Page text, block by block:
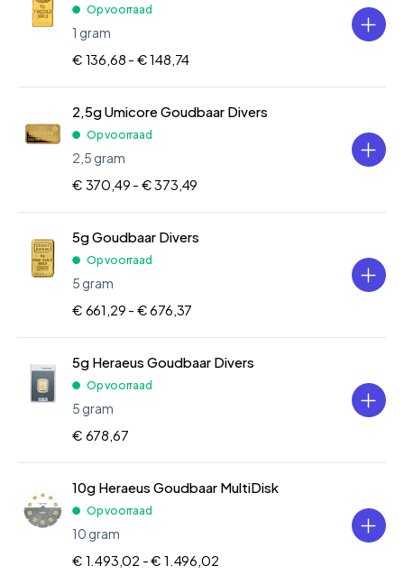
Op voorraad
1 gram
€ 136,68 - € 148,74
2,5g Umicore Goudbaar Divers
Op voorraad
2,5 gram
€ 370,49 - € 373,49
5g Goudbaar Divers
Op voorraad
5 gram
€ 661,29 - € 676,37
5g Heraeus Goudbaar Divers
Op voorraad
5 gram
€ 678,67
10g Heraeus Goudbaar MultiDisk
Op voorraad
10 gram
€ 1.493,02 -€ 1.496,02